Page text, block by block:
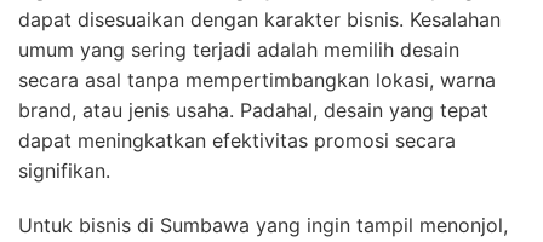
dapat disesuaikan dengan karakter bisnis. Kesalahan
umum yang sering terjadi adalah memilih desain
secara asal tanpa mempertimbangkan lokasi, warna
brand, atau jenis usaha. Padahal, desain yang tepat
dapat meningkatkan efektivitas promosi secara
signifikan.
Untuk bisnis di Sumbawa yang ingin tampil menonjol,